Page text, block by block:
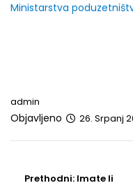
Ministarstva
admin
Objavljeno 26. Srpanj
navigation
Prethodni: Prethodni
Imate li